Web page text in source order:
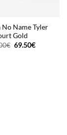
No Name Tyler
Gold
€ O
69.50€O